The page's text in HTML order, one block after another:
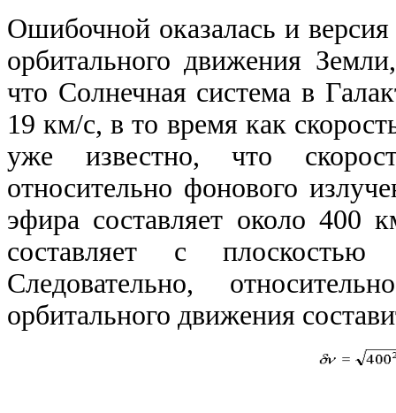
Ошибочной оказалась и
орбитального движения
что Солнечная система в
19 км/с, в то время как
уже известно, что
относительно фонового
эфира составляет около 400
составляет с
Следовательно,
орбитального движения